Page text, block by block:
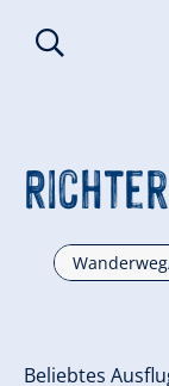
Beliebtes